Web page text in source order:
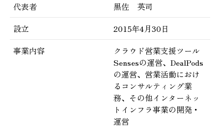
代表者
黒佐 英司
設立
2015年4月30日
事業内容
クラウド営業支援ツール
Sensesの運営、DealPods
の運営、営業活動におけ
るコンサルティング業
務、その他インターネッ
トインフラ事業の開発・
運営